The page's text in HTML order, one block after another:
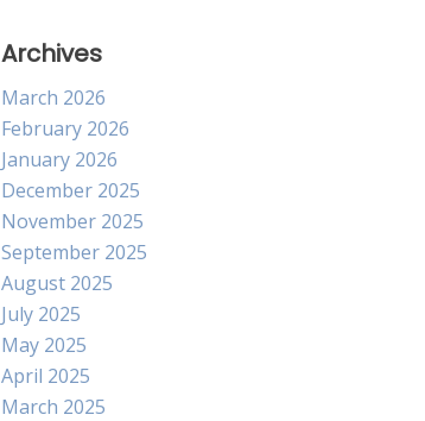
Archives
March 2026
February 2026
January 2026
December 2025
November 2025
September 2025
August 2025
July 2025
May 2025
April 2025
March 2025